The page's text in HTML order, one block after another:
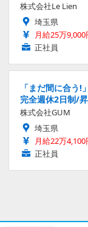
株式会社Le Lien
埼玉県
月給25万
正社員
「まだ間に合う
完全週休2日制/
株式会社GUM
埼玉県
月給22万
正社員